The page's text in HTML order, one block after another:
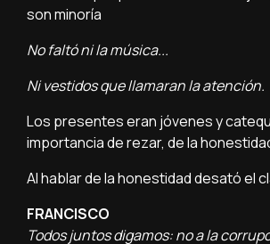
son minoría
No faltó ni la música...
Ni vestidos que llamaran la atención.
Los presentes eran jóvenes y
importancia de rezar, de la
Al hablar de la honestidad desató el
FRANCISCO
Todos juntos digamos: no a la